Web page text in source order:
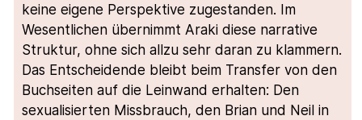
keine eigene Perspektive zugestanden. Im
Wesentlichen übernimmt Araki diese narrative
Struktur, ohne sich allzu sehr daran zu klammern.
Das Entscheidende bleibt beim Transfer von den
Buchseiten auf die Leinwand erhalten: Den
sexualisierten Missbrauch, den Brian und Neil in